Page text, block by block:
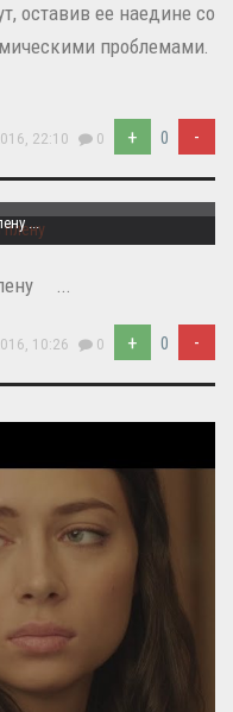
оставив ее наедине со
проблемами.
22:10 0 + 0 -
...
...
10:26 0 + 0 -